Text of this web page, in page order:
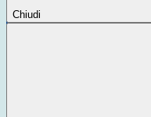
Chiudi